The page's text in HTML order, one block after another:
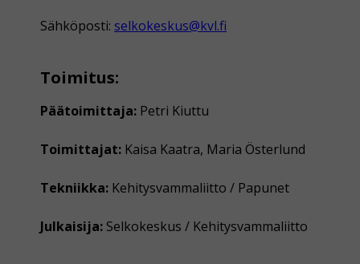
Sähköposti: selkokeskus@kvl.fi
Toimitus:
Päätoimittaja: Petri Kiuttu
Toimittajat: Kaisa Kaatra, Maria Österlund
Tekniikka: Kehitysvammaliitto / Papunet
Julkaisija: Selkokeskus / Kehitysvammaliitto